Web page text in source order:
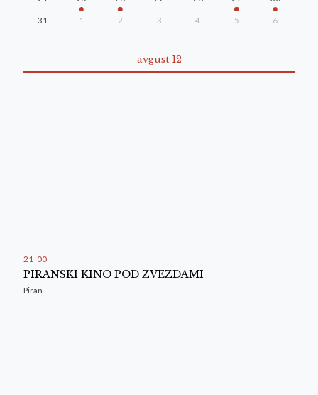
31 1 2 3 4 5 6
avgust 12
21 00
PIRANSKI KINO POD ZVEZDAMI
Piran